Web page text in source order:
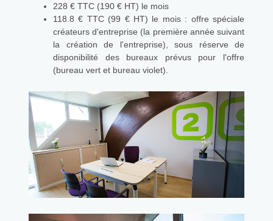
228 € TTC (190 € HT) le mois
118.8 € TTC (99 € HT) le mois : offre spéciale
créateurs d'entreprise (la première année suivant
la création de l'entreprise), sous réserve de
disponibilité des bureaux prévus pour l'offre
(bureau vert et bureau violet).